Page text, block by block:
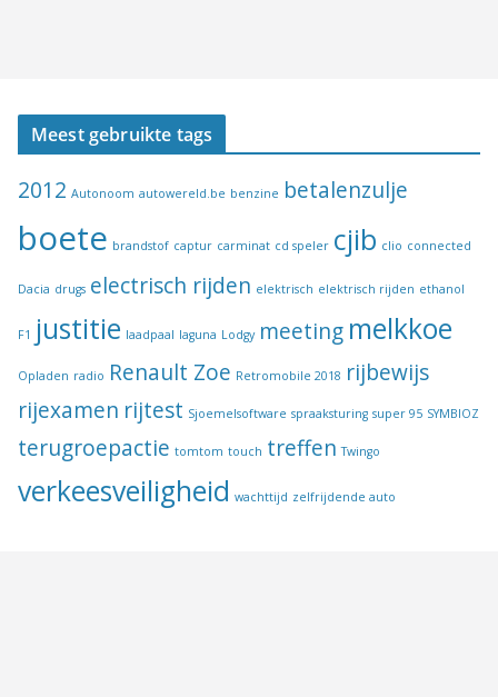
Meest gebruikte tags
2012 Autonoom autowereld.be benzine betalenzulje
boete brandstof captur carminat cd speler cjib clio connected
Dacia drugs electrisch rijden elektrisch elektrisch rijden ethanol
F1 justitie laadpaal laguna Lodgy meeting melkkoe
Opladen radio Renault Zoe Retromobile 2018 rijbewijs
rijexamen rijtest Sjoemelsoftware spraaksturing super 95 SYMBIOZ
terugroepactie tomtom touch treffen Twingo
verkeesveiligheid wachttijd zelfrijdende auto